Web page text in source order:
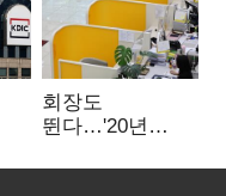
회장도
뛴다…'20년
하나' 인천시금고